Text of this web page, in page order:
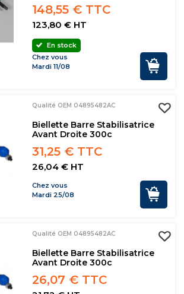
148,55 € TTC
123,80 € HT
En stock
Chez vous
Mardi 11/08
Qualité OEM 04895482AC
Biellette Barre Stabilisatrice
Avant Droite 300c
31,25 € TTC
26,04 € HT
Chez vous
Mardi 25/08
Qualité OEM 04895482AC
Biellette Barre Stabilisatrice
Avant Droite 300c
26,07 € TTC